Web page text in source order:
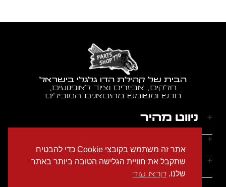
הבית של קהילת הדו גלגלי בישראל
חלקים, אביזרים וציוד לאופנועים,
חדש ומשומש מהיבואנים המובילים
ניווט מהיר
דף הבית
אודותינו
הצהרת נגישות
מדיניות הפרטיות
ראשון - חמישי: 9:00-18:00
יצירת קשר
אתר זה משתמש בקובצי Cookie כדי להבטיח
שתקבל את חוויית הגלישה הטובה ביותר באתר
שלנו. קרא עוד